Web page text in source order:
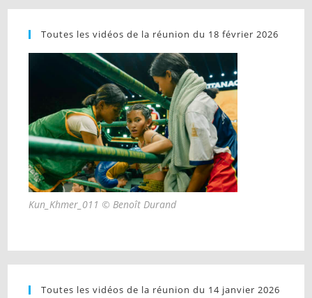
Toutes les vidéos de la réunion du 18 février 2026
Kun_Khmer_011 © Benoît Durand
Toutes les vidéos de la réunion du 14 janvier 2026